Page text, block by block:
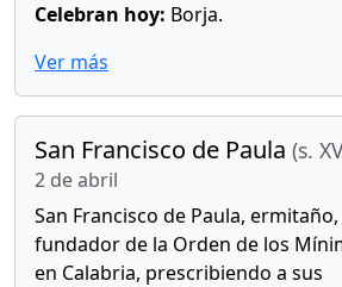
Celebran hoy: Borja.
Ver más
San Francisco de Paula (s.
2 de abril
San Francisco de Paula, ermitaño,
fundador de la Orden de los
en Calabria, prescribiendo a sus